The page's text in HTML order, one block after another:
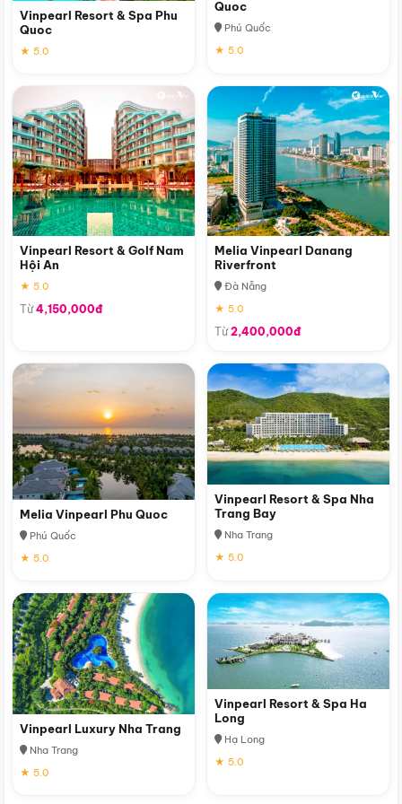
Vinpearl Resort & Spa Phu
Quoc
★ 5.0
Quoc
Phú Quốc
★ 5.0
Vinpearl Resort & Golf Nam
Hội An
★ 5.0
Từ4,150,000đ
Melia Vinpearl Danang
Riverfront
Đà Nẵng
★ 5.0
Từ2,400,000đ
Melia Vinpearl Phu Quoc
Phú Quốc
★ 5.0
Vinpearl Resort & Spa Nha
Trang Bay
Nha Trang
★ 5.0
Vinpearl Luxury Nha Trang
Nha Trang
★ 5.0
Vinpearl Resort & Spa Ha
Long
Hạ Long
★ 5.0